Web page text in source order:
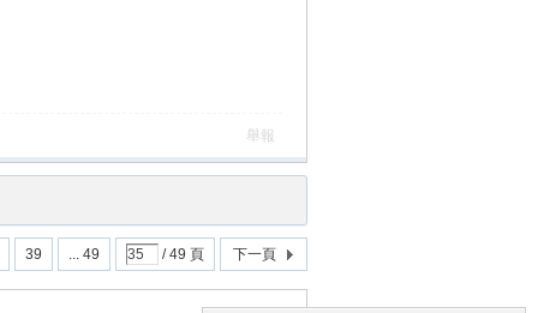
舉報
39 ... 49 / 49 頁 下一頁